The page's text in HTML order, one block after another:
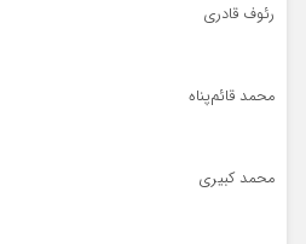
رئوف قادری
محمد قائم‌پناه
محمد کبیری